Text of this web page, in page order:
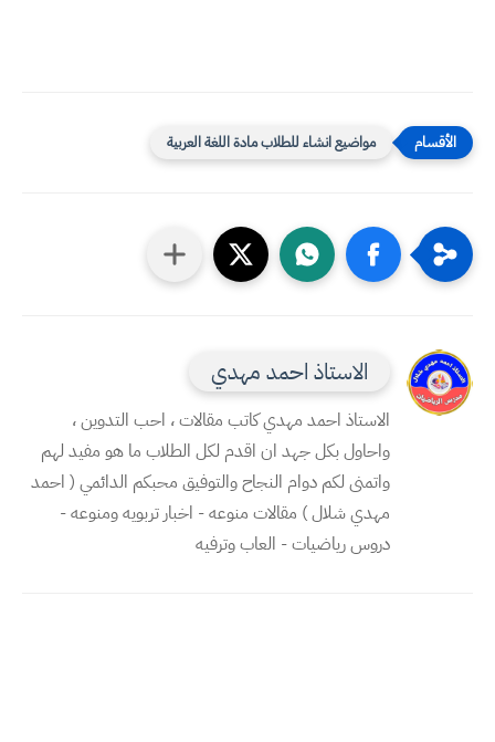
مواضيع انشاء للطلاب مادة اللغة العربية
الاستاذ احمد مهدي
الاستاذ احمد مهدي كاتب مقالات ، احب التدوين ،
واحاول بكل جهد ان اقدم لكل الطلاب ما هو مفيد لهم
واتمنى لكم دوام النجاح والتوفيق محبكم الدائمي ( احمد
مهدي شلال ) مقالات منوعه - اخبار تربويه ومنوعه -
دروس رياضيات - العاب وترفيه